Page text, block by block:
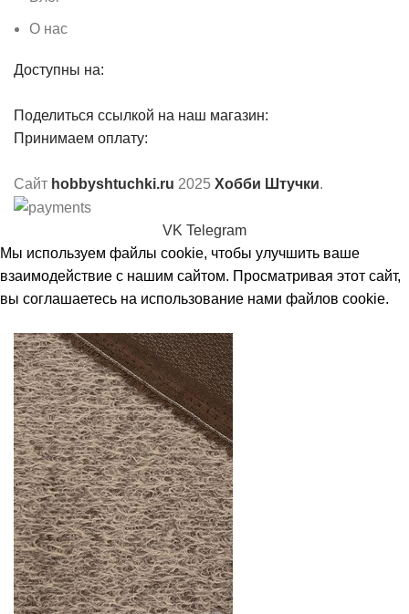
О нас
Доступны на:
Поделиться ссылкой на наш магазин:
Принимаем оплату:
Сайт hobbyshtuchki.ru 2025 Хобби Штучки.
VK Telegram
Мы используем файлы cookie, чтобы улучшить ваше
взаимодействие с нашим сайтом. Просматривая этот сайт,
вы соглашаетесь на использование нами файлов cookie.